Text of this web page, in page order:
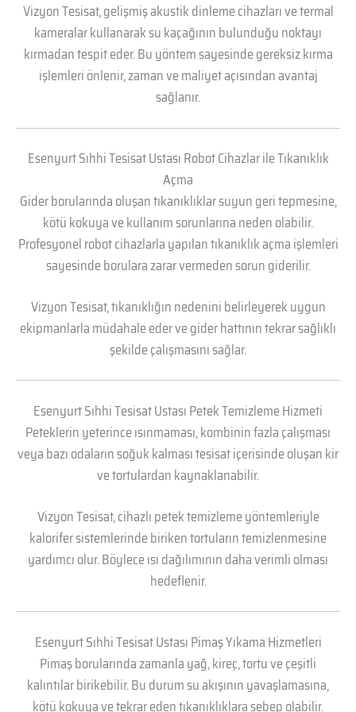
Vizyon Tesisat, gelişmiş akustik dinleme cihazları ve termal
kameralar kullanarak su kaçağının bulunduğu noktayı
kırmadan tespit eder. Bu yöntem sayesinde gereksiz kırma
işlemleri önlenir, zaman ve maliyet açısından avantaj
sağlanır.
Esenyurt Sıhhi Tesisat Ustası Robot Cihazlar ile Tıkanıklık
Açma
Gider borularında oluşan tıkanıklıklar suyun geri tepmesine,
kötü kokuya ve kullanım sorunlarına neden olabilir.
Profesyonel robot cihazlarla yapılan tıkanıklık açma işlemleri
sayesinde borulara zarar vermeden sorun giderilir.
Vizyon Tesisat, tıkanıklığın nedenini belirleyerek uygun
ekipmanlarla müdahale eder ve gider hattının tekrar sağlıklı
şekilde çalışmasını sağlar.
Esenyurt Sıhhi Tesisat Ustası Petek Temizleme Hizmeti
Peteklerin yeterince ısınmaması, kombinin fazla çalışması
veya bazı odaların soğuk kalması tesisat içerisinde oluşan kir
ve tortulardan kaynaklanabilir.
Vizyon Tesisat, cihazlı petek temizleme yöntemleriyle
kalorifer sistemlerinde biriken tortuların temizlenmesine
yardımcı olur. Böylece ısı dağılımının daha verimli olması
hedeflenir.
Esenyurt Sıhhi Tesisat Ustası Pimaş Yıkama Hizmetleri
Pimaş borularında zamanla yağ, kireç, tortu ve çeşitli
kalıntılar birikebilir. Bu durum su akışının yavaşlamasına,
kötü kokuya ve tekrar eden tıkanıklıklara sebep olabilir.